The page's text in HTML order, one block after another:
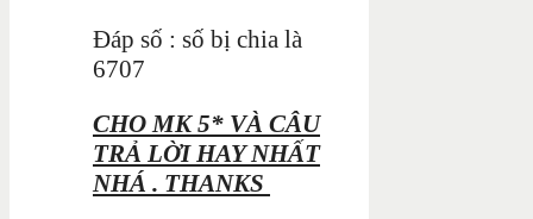
Đáp số : số bị chia là
6707
CHO MK 5* VÀ CÂU
TRẢ LỜI HAY NHẤT
NHÁ . THANKS